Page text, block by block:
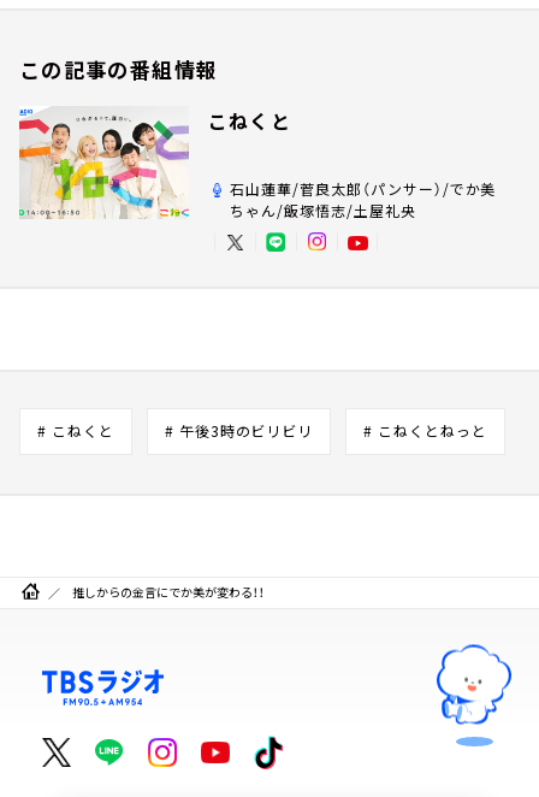
この記事の番組情報
こねくと
石山蓮華/菅良太郎（パンサー）/でか美
ちゃん/飯塚悟志/土屋礼央
# こねくと # 午後3時のビリビリ # こねくとねっと
推しからの金言にでか美が変わる！！